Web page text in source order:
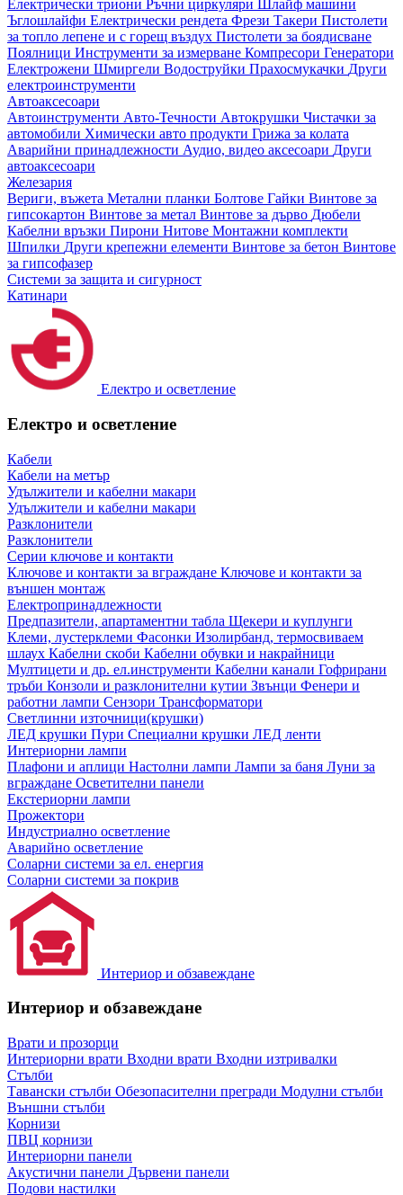
Електрически триони Ръчни циркуляри
Шлайф машини
Ъглошлайфи Електрически рендета Фрези Такери Пистолети
за топло лепене и с горещ въздух Пистолети за боядисване
Поялници Инструменти за измерване Компресори Генератори
Електрожени Шмиргели Водоструйки Прахосмукачки Други
електроинструменти
Автоаксесоари
Автоинструменти Авто-Течности Автокрушки Чистачки за
автомобили Химически авто продукти Грижа за колата
Аварийни принадлежности Аудио, видео аксесоари Други
автоаксесоари
Железария
Вериги, въжета Метални планки Болтове Гайки Винтове за
гипсокартон Винтове за метал Винтове за дърво Дюбели
Кабелни връзки Пирони Нитове Монтажни комплекти
Шпилки Други крепежни елементи Винтове за бетон Винтове
за гипсофазер
Системи за защита и сигурност
Катинари
Електро и осветление
Електро и осветление
Кабели
Кабели на метър
Удължители и кабелни макари
Удължители и кабелни макари
Разклонители
Разклонители
Серии ключове и контакти
Ключове и контакти за вграждане Ключове и контакти за
външен монтаж
Електропринадлежности
Предпазители, апартаментни табла Щекери и куплунги
Клеми, лустерклеми Фасонки Изолирбанд, термосвиваем
шлаух Кабелни скоби Кабелни обувки и накрайници
Мултицети и др. ел.инструменти Кабелни канали Гофрирани
тръби Конзоли и разклонителни кутии Звънци Фенери и
работни лампи Сензори Трансформатори
Светлинни източници(крушки)
ЛЕД крушки Пури Специални крушки ЛЕД ленти
Интериорни лампи
Плафони и аплици Настолни лампи Лампи за баня Луни за
вграждане Осветителни панели
Екстериорни лампи
Прожектори
Индустриално осветление
Аварийно осветление
Соларни системи за ел. енергия
Соларни системи за покрив
Интериор и обзавеждане
Интериор и обзавеждане
Врати и прозорци
Интериорни врати Входни врати Входни изтривалки
Стълби
Тавански стълби Обезопасителни прегради Модулни стълби
Външни стълби
Корнизи
ПВЦ корнизи
Интериорни панели
Акустични панели Дървени панели
Подови настилки